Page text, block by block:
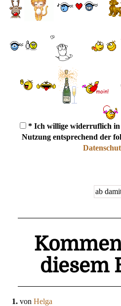
* Ich willige widerruflich in
Nutzung entsprechend der
diesem
1. von Helga